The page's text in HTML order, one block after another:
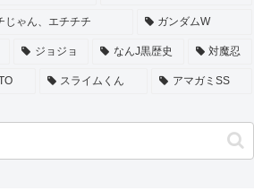
じゃん、エチチチ ガンダムW
ジョジョ なんJ黒歴史 対魔忍
スライムくん アマガミSS